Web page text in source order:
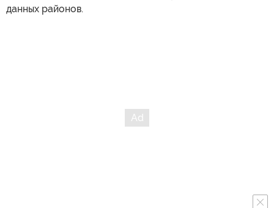
данных районов.